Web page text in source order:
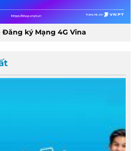
Đăng ký Mạng 4G Vina